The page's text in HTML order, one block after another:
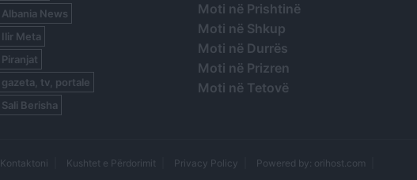
Albania News
Ilir Meta
Piranjat
gazeta, tv, portale
Sali Berisha
Moti në Prishtinë
Moti në Shkup
Moti në Durrës
Moti në Prizren
Moti në Tetovë
Kontaktoni Kushtet e Përdorimit Privacy Policy Powered by: orihost.com